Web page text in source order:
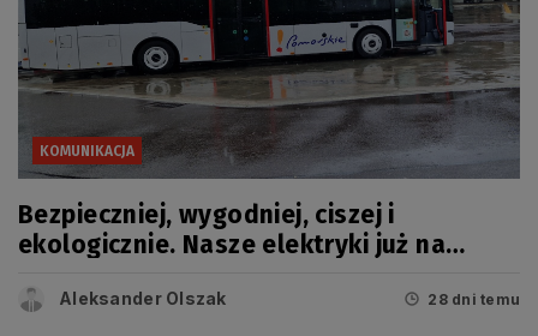
KOMUNIKACJA
Bezpieczniej, wygodniej, ciszej i
ekologicznie. Nasze elektryki już na
Aleksander Olszak 28 dni temu